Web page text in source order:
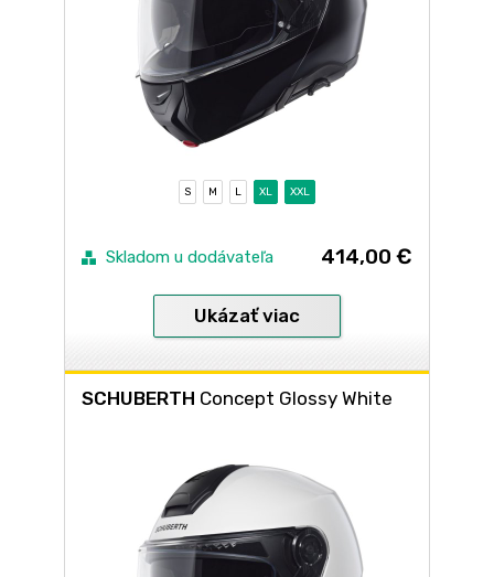
S M L XL XXL
Skladom u dodávateľa 414,00 €
Ukázať viac
SCHUBERTH Concept Glossy White